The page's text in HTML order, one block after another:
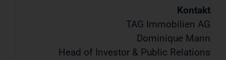
Kontakt
TAG Immobilien AG
Dominique Mann
Head of Investor & Public Relations